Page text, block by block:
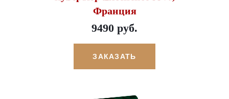
Франция
9490 руб.
ЗАКАЗАТЬ